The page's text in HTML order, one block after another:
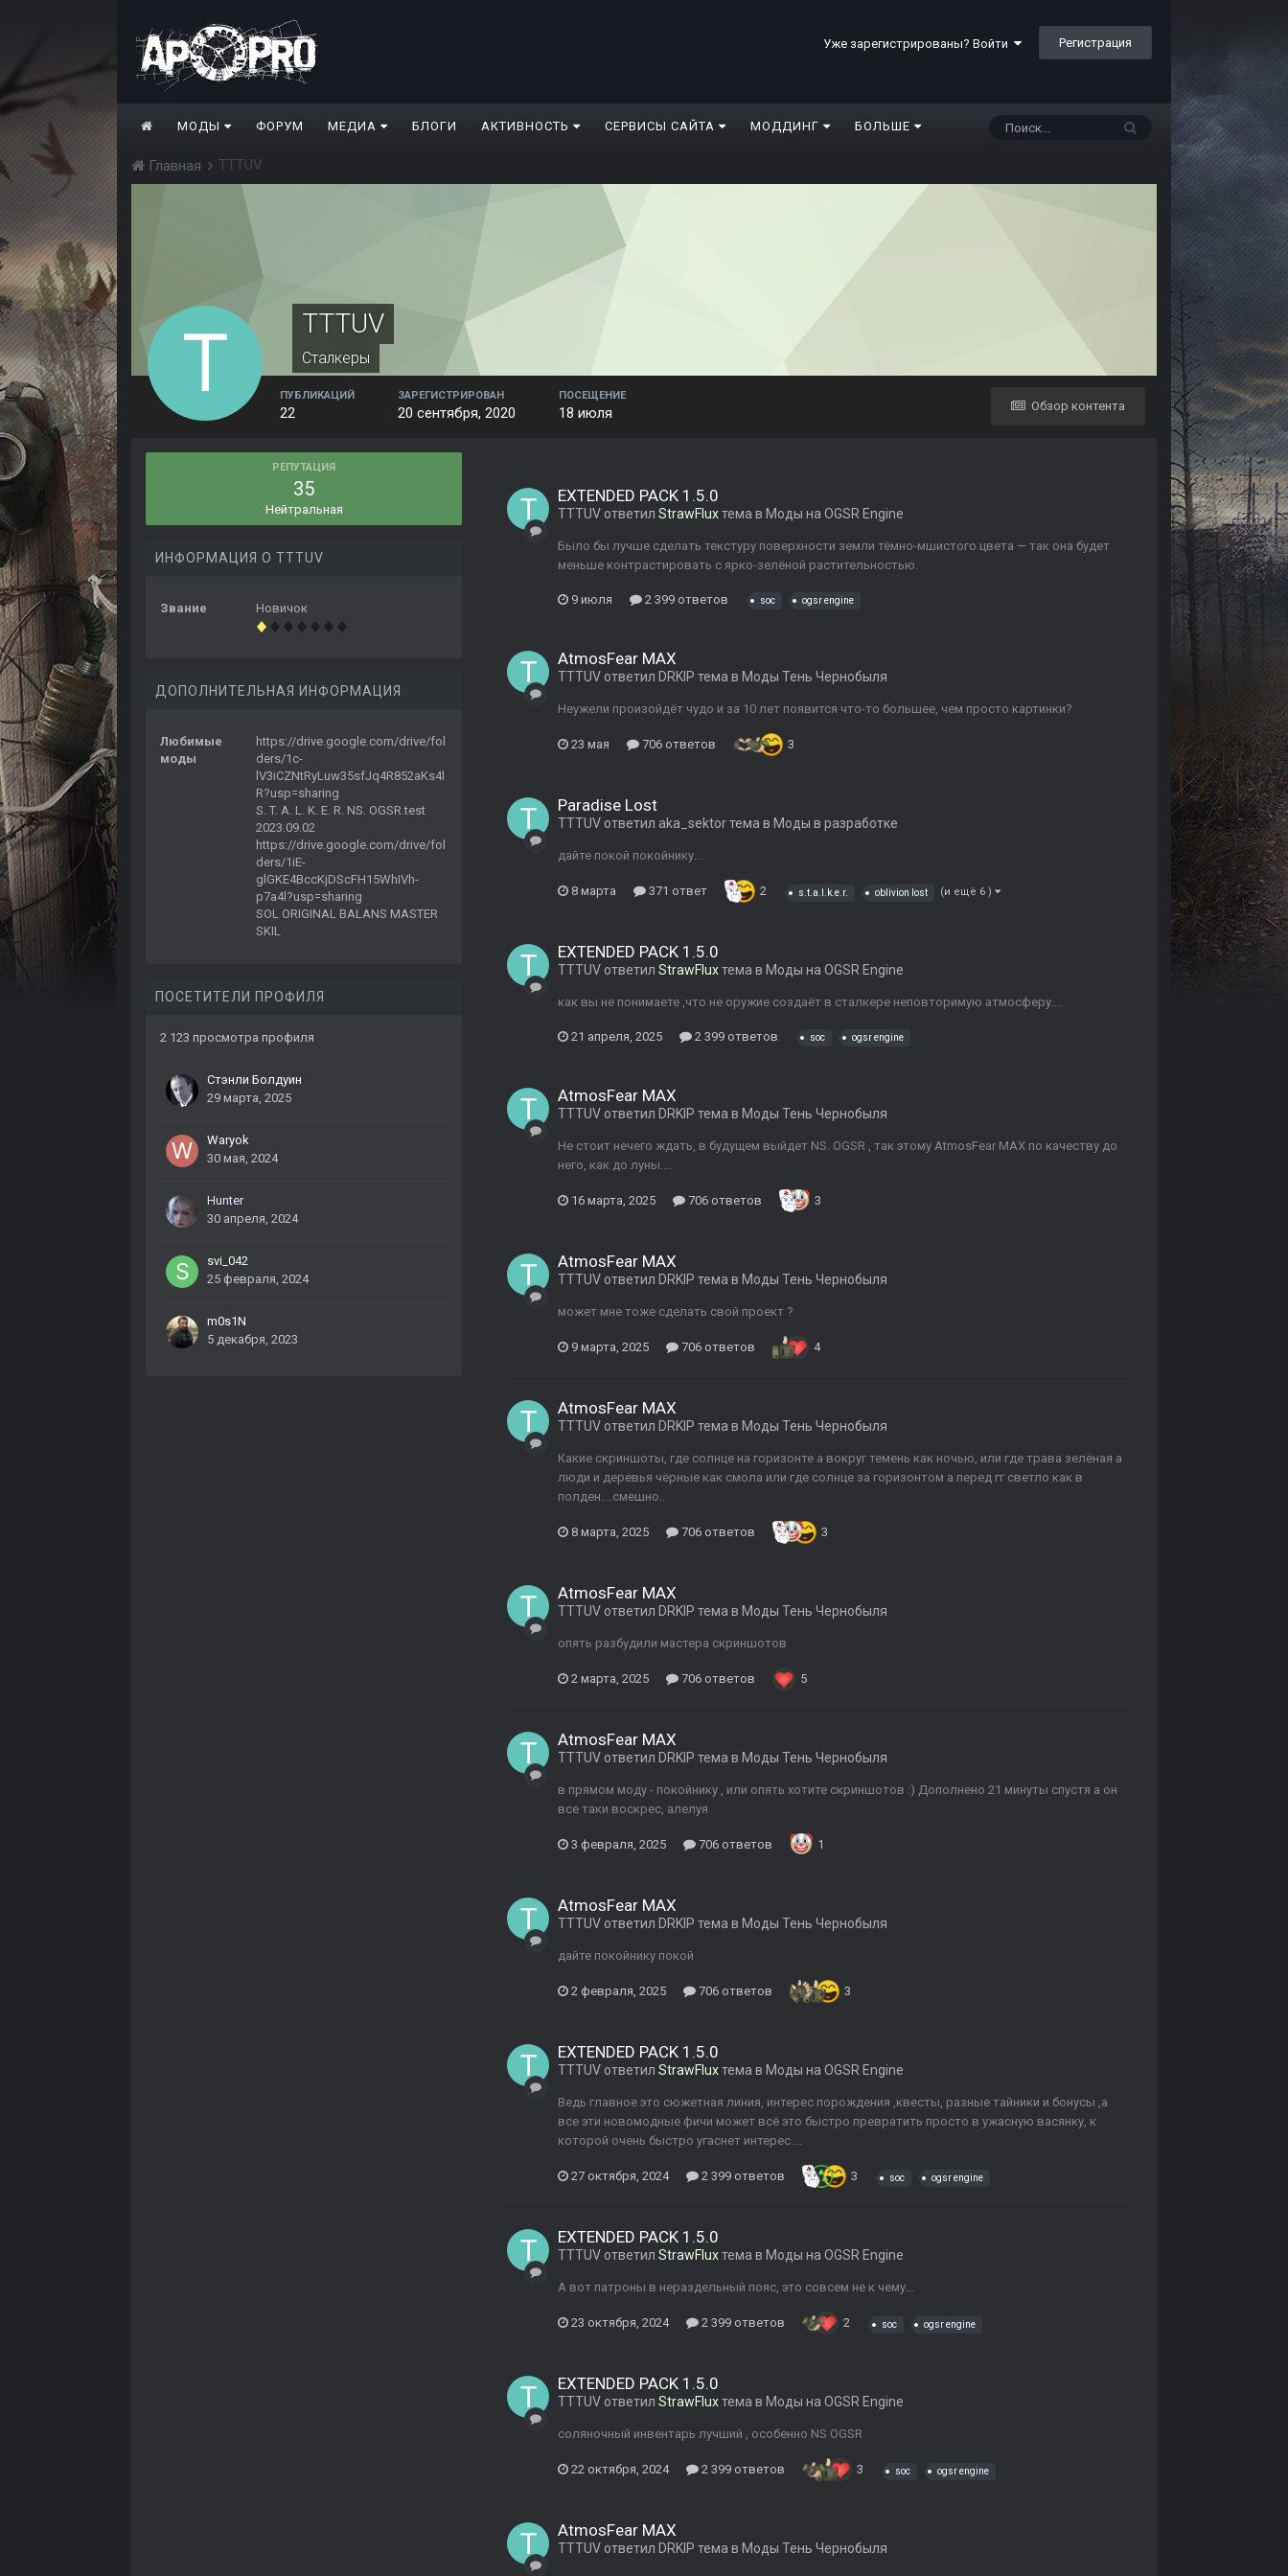
Уже зарегистрированы? Войти Регистрация
МОДЫ ФОРУМ МЕДИА БЛОГИ АКТИВНОСТЬ СЕРВИСЫ САЙТА МОДДИНГ БОЛЬШЕ
Главная TTTUV
TTTUV
Сталкеры
Обзор контента
ПУБЛИКАЦИЙ
22
ЗАРЕГИСТРИРОВАН
20 сентября, 2020
ПОСЕЩЕНИЕ
18 июля
РЕПУТАЦИЯ
35
Нейтральная
ИНФОРМАЦИЯ О TTTUV
Звание Новичок
ДОПОЛНИТЕЛЬНАЯ ИНФОРМАЦИЯ
Любимые
моды
https://drive.google.com/drive/fol
ders/1c-
lV3iCZNtRyLuw35sfJq4R852aKs4l
R?usp=sharing
S. T. A. L. K. E. R. NS. OGSR.test
2023.09.02
https://drive.google.com/drive/fol
ders/1iE-
glGKE4BccKjDScFH15WhIVh-
p7a4l?usp=sharing
SOL ORIGINAL BALANS MASTER
SKIL
ПОСЕТИТЕЛИ ПРОФИЛЯ
2 123 просмотра профиля
Стэнли Болдуин
29 марта, 2025
Waryok
30 мая, 2024
Hunter
30 апреля, 2024
svi_042
25 февраля, 2024
m0s1N
5 декабря, 2023
EXTENDED PACK 1.5.0
TTTUV ответил StrawFluxтема в Моды на OGSR Engine
Было бы лучше сделать текстуру поверхности земли тёмно-мшистого цвета — так она будет
меньше контрастировать с ярко-зелёной растительностью.
9 июля 2 399 ответов soc ogsr engine
AtmosFear MAX
TTTUV ответил DRKIP тема в Моды Тень Чернобыля
Неужели произойдёт чудо и за 10 лет появится что-то большее, чем просто картинки?
23 мая 706 ответов 3
Paradise Lost
TTTUV ответил aka_sektorтема в Моды в разработке
дайте покой покойнику...
8 марта 371 ответ 2 s.t.a.l.k.e.r. oblivion lost (и ещё 6 )
EXTENDED PACK 1.5.0
TTTUV ответил StrawFluxтема в Моды на OGSR Engine
как вы не понимаете ,что не оружие создаёт в сталкере неповторимую атмосферу....
21 апреля, 2025 2 399 ответов soc ogsr engine
AtmosFear MAX
TTTUV ответил DRKIP тема в Моды Тень Чернобыля
Не стоит нечего ждать, в будущем выйдет NS. OGSR , так этому AtmosFear MAX по качеству до
него, как до луны....
16 марта, 2025 706 ответов 3
AtmosFear MAX
TTTUV ответил DRKIP тема в Моды Тень Чернобыля
может мне тоже сделать свой проект ?
9 марта, 2025 706 ответов 4
AtmosFear MAX
TTTUV ответил DRKIP тема в Моды Тень Чернобыля
Какие скриншоты, где солнце на горизонте а вокруг темень как ночью, или где трава зелёная а
люди и деревья чёрные как смола или где солнце за горизонтом а перед гг светло как в
полден....смешно..
8 марта, 2025 706 ответов 3
AtmosFear MAX
TTTUV ответил DRKIP тема в Моды Тень Чернобыля
опять разбудили мастера скриншотов
2 марта, 2025 706 ответов 5
AtmosFear MAX
TTTUV ответил DRKIP тема в Моды Тень Чернобыля
в прямом моду - покойнику , или опять хотите скриншотов :) Дополнено 21 минуты спустя а он
все таки воскрес, алелуя
3 февраля, 2025 706 ответов 1
AtmosFear MAX
TTTUV ответил DRKIP тема в Моды Тень Чернобыля
дайте покойнику покой
2 февраля, 2025 706 ответов 3
EXTENDED PACK 1.5.0
TTTUV ответил StrawFluxтема в Моды на OGSR Engine
Ведь главное это сюжетная линия, интерес порождения ,квесты, разные тайники и бонусы ,а
все эти новомодные фичи может всё это быстро превратить просто в ужасную васянку, к
которой очень быстро угаснет интерес....
27 октября, 2024 2 399 ответов 3 soc ogsr engine
EXTENDED PACK 1.5.0
TTTUV ответил StrawFluxтема в Моды на OGSR Engine
А вот патроны в нераздельный пояс, это совсем не к чему...
23 октября, 2024 2 399 ответов 2 soc ogsr engine
EXTENDED PACK 1.5.0
TTTUV ответил StrawFluxтема в Моды на OGSR Engine
соляночный инвентарь лучший , особенно NS OGSR
22 октября, 2024 2 399 ответов 3 soc ogsr engine
AtmosFear MAX
TTTUV ответил DRKIP тема в Моды Тень Чернобыля